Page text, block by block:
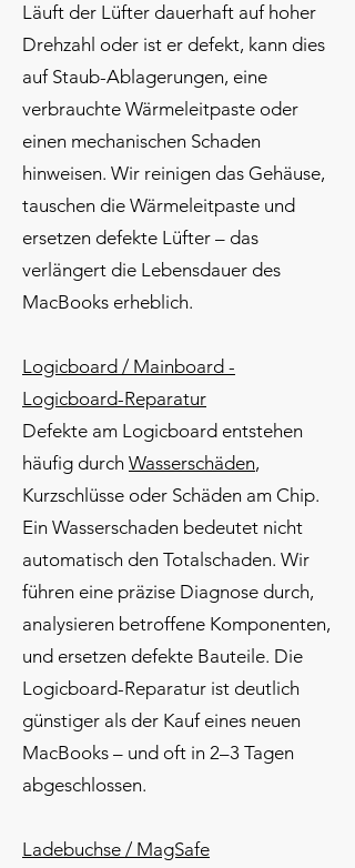
Läuft der Lüfter dauerhaft auf hoher
Drehzahl oder ist er defekt, kann dies
auf Staub-Ablagerungen, eine
verbrauchte Wärmeleitpaste oder
einen mechanischen Schaden
hinweisen. Wir reinigen das Gehäuse,
tauschen die Wärmeleitpaste und
ersetzen defekte Lüfter – das
verlängert die Lebensdauer des
MacBooks erheblich.
Logicboard / Mainboard -
Logicboard-Reparatur
Defekte am Logicboard entstehen
häufig durch Wasserschäden,
Kurzschlüsse oder Schäden am Chip.
Ein Wasserschaden bedeutet nicht
automatisch den Totalschaden. Wir
führen eine präzise Diagnose durch,
analysieren betroffene Komponenten,
und ersetzen defekte Bauteile. Die
Logicboard-Reparatur ist deutlich
günstiger als der Kauf eines neuen
MacBooks – und oft in 2–3 Tagen
abgeschlossen.
Ladebuchse / MagSafe